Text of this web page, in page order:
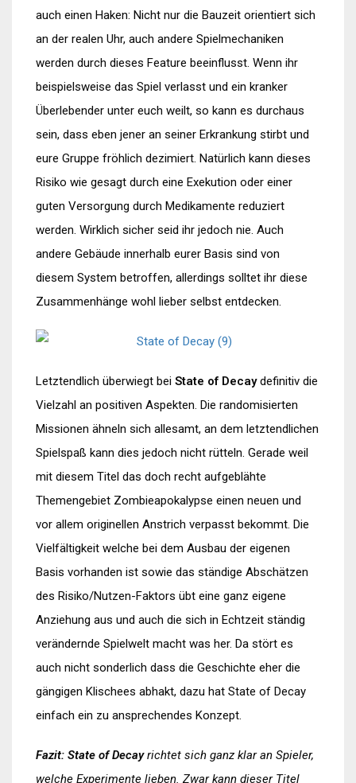
auch einen Haken: Nicht nur die Bauzeit orientiert sich
an der realen Uhr, auch andere Spielmechaniken
werden durch dieses Feature beeinflusst. Wenn ihr
beispielsweise das Spiel verlasst und ein kranker
Überlebender unter euch weilt, so kann es durchaus
sein, dass eben jener an seiner Erkrankung stirbt und
eure Gruppe fröhlich dezimiert. Natürlich kann dieses
Risiko wie gesagt durch eine Exekution oder einer
guten Versorgung durch Medikamente reduziert
werden. Wirklich sicher seid ihr jedoch nie. Auch
andere Gebäude innerhalb eurer Basis sind von
diesem System betroffen, allerdings solltet ihr diese
Zusammenhänge wohl lieber selbst entdecken.
Letztendlich überwiegt bei State of Decaydefinitiv die
Vielzahl an positiven Aspekten. Die randomisierten
Missionen ähneln sich allesamt, an dem letztendlichen
Spielspaß kann dies jedoch nicht rütteln. Gerade weil
mit diesem Titel das doch recht aufgeblähte
Themengebiet Zombieapokalypse einen neuen und
vor allem originellen Anstrich verpasst bekommt. Die
Vielfältigkeit welche bei dem Ausbau der eigenen
Basis vorhanden ist sowie das ständige Abschätzen
des Risiko/Nutzen-Faktors übt eine ganz eigene
Anziehung aus und auch die sich in Echtzeit ständig
verändernde Spielwelt macht was her. Da stört es
auch nicht sonderlich dass die Geschichte eher die
gängigen Klischees abhakt, dazu hat State of Decay
einfach ein zu ansprechendes Konzept.
Fazit: State of Decayrichtet sich ganz klar an Spieler,
welche Experimente lieben. Zwar kann dieser Titel